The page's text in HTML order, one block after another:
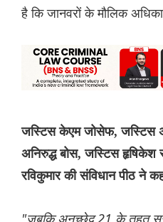
है कि जानवरों के मौलिक
जस्टिस केएम जोसेफ, जस्टिस
अनिरुद्ध बोस, जस्टिस हृषिकेश
रविकुमार की संविधान पीठ ने
"जबकि अनुच्छेद 21 के तहत